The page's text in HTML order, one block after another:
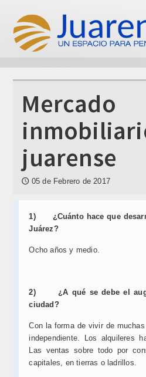
Cultura
Deportes
En primera persona
Personajes
Juarenses en el exterior
Educación
Contacto
Mercado
juarense
🕔 05 de Febrero de 2017
1) ¿Cuánto hace que
Juárez?
Ocho años y medio.
2) ¿A qué se debe el
ciudad?
Con la forma de vivir de
independiente. Los alquileres
Las ventas sobre todo por
capitales, en tierras o ladrillos.